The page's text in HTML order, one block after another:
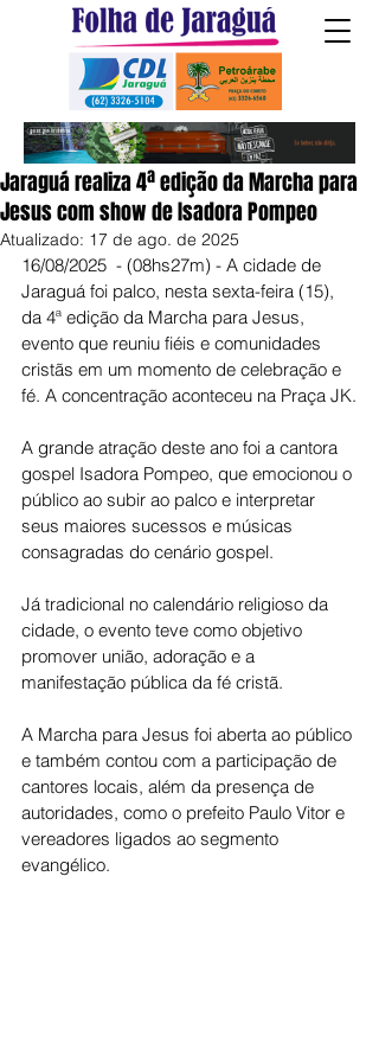
Jaraguá realiza 4ª edição da Marcha para
Jesus com show de Isadora Pompeo
Atualizado: 17 de ago. de 2025
16/08/2025  - (08hs27m) - A cidade de
Jaraguá foi palco, nesta sexta-feira (15),
da 4ª edição da Marcha para Jesus,
evento que reuniu fiéis e comunidades
cristãs em um momento de celebração e
fé. A concentração aconteceu na Praça JK.
A grande atração deste ano foi a cantora
gospel Isadora Pompeo, que emocionou o
público ao subir ao palco e interpretar
seus maiores sucessos e músicas
consagradas do cenário gospel.
Já tradicional no calendário religioso da
cidade, o evento teve como objetivo
promover união, adoração e a
manifestação pública da fé cristã.
A Marcha para Jesus foi aberta ao público
e também contou com a participação de
cantores locais, além da presença de
autoridades, como o prefeito Paulo Vitor e
vereadores ligados ao segmento
evangélico.